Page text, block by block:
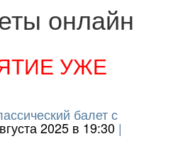
онлайн
УЖЕ
балет с
2025 в 19:30 |